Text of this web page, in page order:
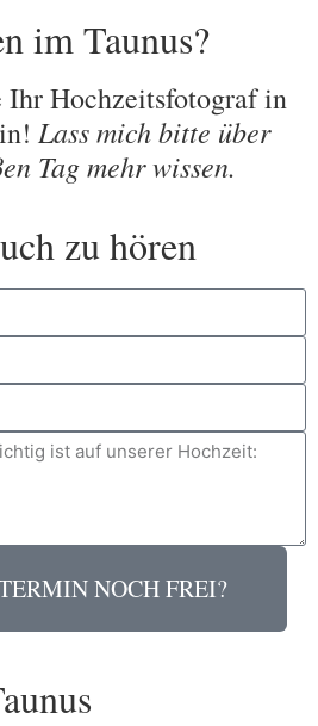
im Taunus?
Ihr Hochzeitsfotograf in
Lass mich bitte über
Tag mehr wissen.
zu hören
NOCH FREI?